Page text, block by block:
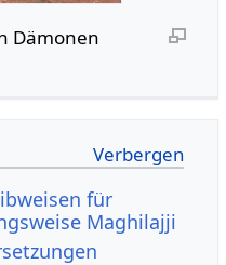
Dämonen
für
Maghilajji